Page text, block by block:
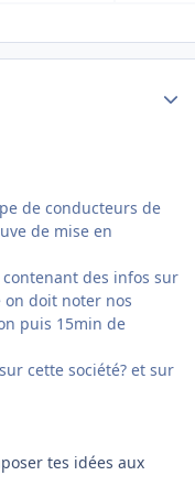
overview
de conducteurs de
de mise en
des infos sur
doit noter nos
puis 15min de
cette société? et sur
tes idées aux